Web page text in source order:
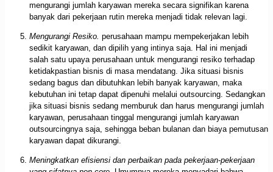
mengurangi jumlah karyawan mereka secara signifikan karena
banyak dari pekerjaan rutin mereka menjadi tidak relevan lagi.
Mengurangi Resiko. perusahaan mampu mempekerjakan lebih
sedikit karyawan, dan dipilih yang intinya saja. Hal ini menjadi
salah satu upaya perusahaan untuk mengurangi resiko terhadap
ketidakpastian bisnis di masa mendatang. Jika situasi bisnis
sedang bagus dan dibutuhkan lebih banyak karyawan, maka
kebutuhan ini tetap dapat dipenuhi melalui outsourcing. Sedangkan
jika situasi bisnis sedang memburuk dan harus mengurangi jumlah
karyawan, perusahaan tinggal mengurangi jumlah karyawan
outsourcingnya saja, sehingga beban bulanan dan biaya pemutusan
karyawan dapat dikurangi.
Meningkatkan efisiensi dan perbaikan pada pekerjaan-pekerjaan